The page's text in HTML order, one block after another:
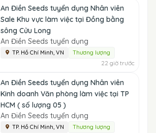
An Điền Seeds tuyển dụng Nhân viên
Sale Khu vực làm việc tại Đồng bằng
sông Cửu Long
An Điền Seeds tuyển dụng
TP. Hồ Chí Minh, VN Thương lượng
22 giờ trước
An Điền Seeds tuyển dụng Nhân viên
Kinh doanh Văn phòng làm việc tại TP
HCM ( số lượng 05 )
An Điền Seeds tuyển dụng
TP. Hồ Chí Minh, VN Thương lượng